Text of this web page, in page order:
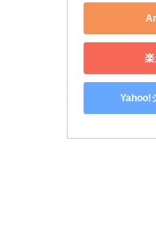
楽
Yahoo!